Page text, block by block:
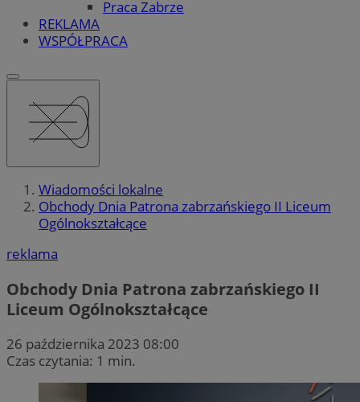
Praca Zabrze
REKLAMA
WSPÓŁPRACA
Wiadomości lokalne
Obchody Dnia Patrona zabrzańskiego II Liceum
Ogólnokształcące
reklama
Obchody Dnia Patrona zabrzańskiego II
Liceum Ogólnokształcące
26 października 2023 08:00
Czas czytania: 1 min.